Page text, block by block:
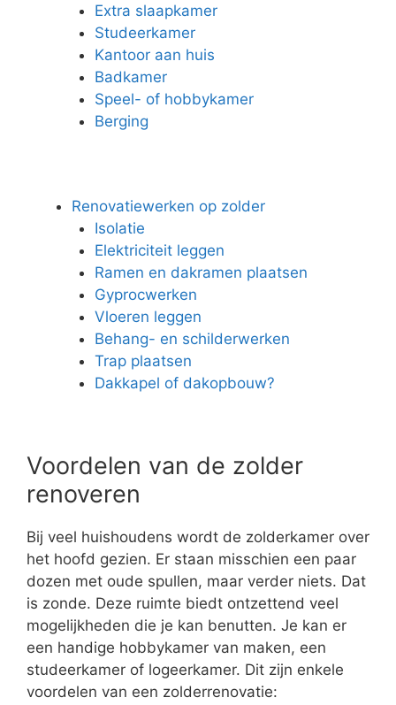
Extra slaapkamer
Studeerkamer
Kantoor aan huis
Badkamer
Speel- of hobbykamer
Berging
Renovatiewerken op zolder
Isolatie
Elektriciteit leggen
Ramen en dakramen plaatsen
Gyprocwerken
Vloeren leggen
Behang- en schilderwerken
Trap plaatsen
Dakkapel of dakopbouw?
Voordelen van de zolder
renoveren
Bij veel huishoudens wordt de zolderkamer over
het hoofd gezien. Er staan misschien een paar
dozen met oude spullen, maar verder niets. Dat
is zonde. Deze ruimte biedt ontzettend veel
mogelijkheden die je kan benutten. Je kan er
een handige hobbykamer van maken, een
studeerkamer of logeerkamer. Dit zijn enkele
voordelen van een zolderrenovatie: